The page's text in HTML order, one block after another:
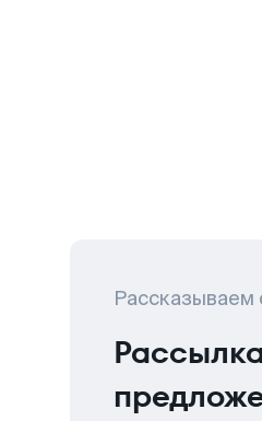
Рассказываем